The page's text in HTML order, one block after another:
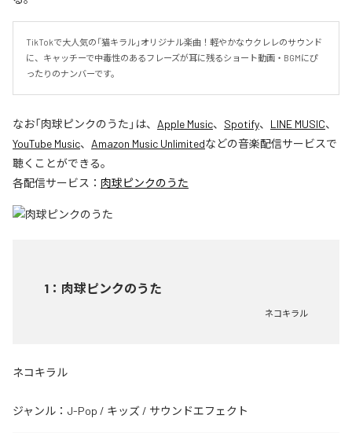
TikTokで大人気の「猫キラル」オリジナル楽曲！軽やかなウクレレのサウンド
に、キャッチーで中毒性のあるフレーズが耳に残るショート動画・BGMにぴ
ったりのナンバーです。
なお「肉球ピンクのうた 」は、 Apple Music、 Spotify、 LINE MUSIC、
YouTube Music、 Amazon Music Unlimitedなどの音楽配信サービスで
聴くことができる。
各配信サービス： 肉球ピンクのうた
1 ： 肉球ピンクのうた
ネコキラル
ネコキラル
ジャンル： J-Pop / キッズ / サウンドエフェクト